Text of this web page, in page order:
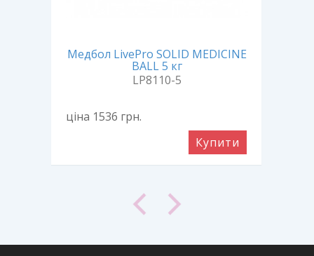
Медбол LivePro SOLID MEDICINE
BALL 5 кг
LP8110-5
ціна 1536 грн.
Купити